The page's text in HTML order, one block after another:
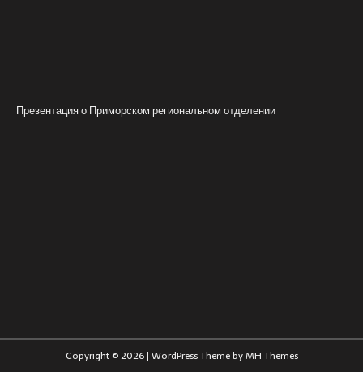
Презентация о Приморском региональном отделении
Copyright © 2026 | WordPress Theme byMH Themes